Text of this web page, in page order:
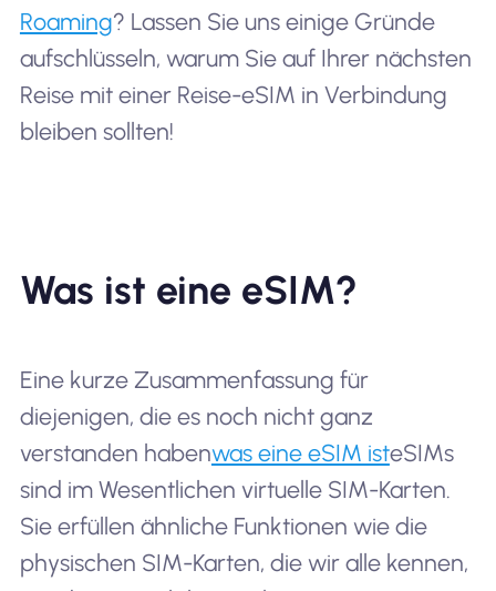
Roaming? Lassen Sie uns einige Gründe
aufschlüsseln, warum Sie auf Ihrer nächsten
Reise mit einer Reise-eSIM in Verbindung
bleiben sollten!
Was ist eine eSIM?
Eine kurze Zusammenfassung für
diejenigen, die es noch nicht ganz
verstanden habenwas eine eSIM isteSIMs
sind im Wesentlichen virtuelle SIM-Karten.
Sie erfüllen ähnliche Funktionen wie die
physischen SIM-Karten, die wir alle kennen,